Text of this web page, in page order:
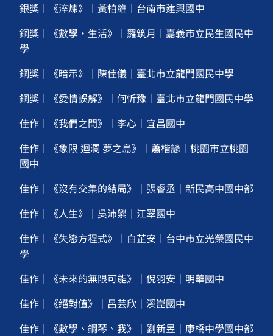
銀獎｜《淬煉》｜黃柏維｜台南市建興國中
銅獎｜《數學‧生活》｜羅筑月｜嘉義市立民生國民中
學
銅獎｜《暗示》｜陳佳儀｜臺北市立龍門國民中學
銅獎｜《愛情誤解》｜何忻豫｜臺北市立龍門國民中學
佳作｜《我們之間》｜李心｜宜昌國中
佳作｜《象限 迴瀾 夢之島》｜蕭楷諺｜桃園市立桃園
國中
佳作｜《沒有交集的結局》｜張睿丞｜新民高中國中部
佳作｜《人生》｜吳沛縈｜江翠國中
佳作｜《失戀方程式》｜白芷安｜台中市立光榮國民中
學
佳作｜《未來的無限可能》｜倪羽安｜明華國中
佳作｜《絕對值》｜呂芸欣｜溪崑國中
佳作｜《數學、鋼琴、我》｜劉新昱｜康橋中學國中部